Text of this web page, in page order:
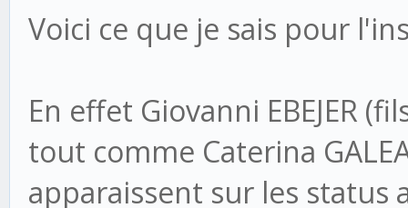
Voici ce que je sais pour
En effet Giovanni EBEJER
tout comme Caterina
apparaissent sur les status